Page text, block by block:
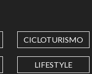
CICLOTURISMO
LIFESTYLE